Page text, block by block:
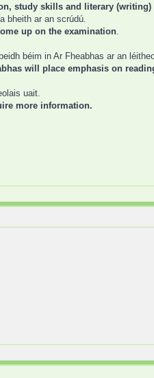
study skills and literary (writing)
bheith ar an scrúdú.
up on the examination.
béim in Ar Fheabhas ar an
will place emphasis on
uait.
more information.